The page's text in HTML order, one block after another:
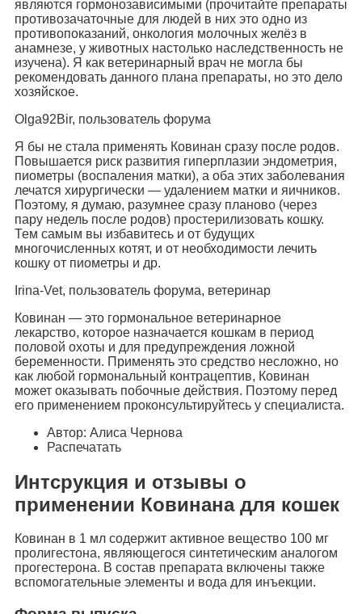
являются гормонозависимыми (прочитайте препараты
противозачаточные для людей в них это одно из
противопоказаний, онкология молочных желёз в
анамнезе, у животных настолько наследственность не
изучена). Я как ветеринарный врач не могла бы
рекомендовать данного плана препараты, но это дело
хозяйское.
Olga92Bir, пользователь форума
Я бы не стала применять Ковинан сразу после родов.
Повышается риск развития гиперплазии эндометрия,
пиометры (воспаления матки), а оба этих заболевания
лечатся хирургически — удалением матки и яичников.
Поэтому, я думаю, разумнее сразу планово (через
пару недель после родов) простерилизовать кошку.
Тем самым вы избавитесь и от будущих
многочисленных котят, и от необходимости лечить
кошку от пиометры и др.
Irina-Vet, пользователь форума, ветеринар
Ковинан — это гормональное ветеринарное
лекарство, которое назначается кошкам в период
половой охоты и для предупреждения ложной
беременности. Применять это средство несложно, но
как любой гормональный контрацептив, Ковинан
может оказывать побочные действия. Поэтому перед
его применением проконсультируйтесь у специалиста.
Автор: Алиса Чернова
Распечатать
Интсрукция и отзывы о
применении Ковинана для кошек
Ковинан в 1 мл содержит активное вещество 100 мг
пролигестона, являющегося синтетическим аналогом
прогестерона. В состав препарата включены также
вспомогательные элементы и вода для инъекции.